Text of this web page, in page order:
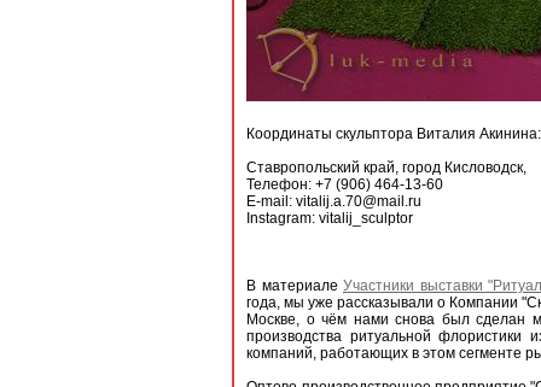
Координаты скульптора Виталия Акинина:
Ставропольский край, город Кисловодск,
Телефон: +7 (906) 464-13-60
E-mail: vitalij.a.70@mail.ru
Instagram: vitalij_sculptor
В материале Участники выставки
года, мы уже рассказывали о Компании
Москве, о чём нами снова был сделан
производства ритуальной
компаний, работающих в этом сегменте